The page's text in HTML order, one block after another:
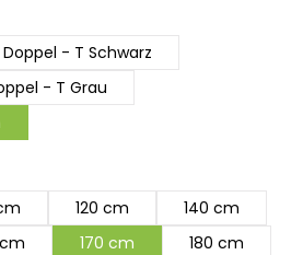
Doppel - T Schwarz
- T Grau
120 cm
140 cm
170 cm
180 cm